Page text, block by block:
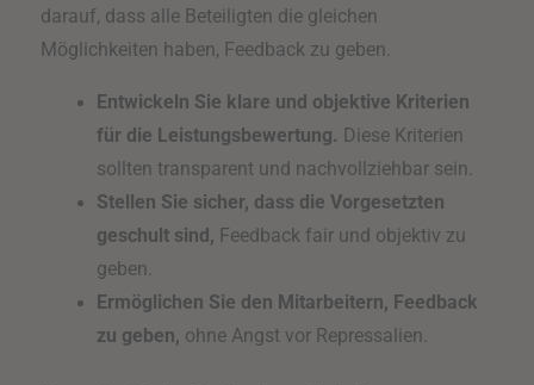
darauf, dass alle Beteiligten die gleichen
Möglichkeiten haben, Feedback zu geben.
Entwickeln Sie klare und objektive Kriterien
für die Leistungsbewertung. Diese Kriterien
sollten transparent und nachvollziehbar sein.
Stellen Sie sicher, dass die Vorgesetzten
geschult sind, Feedback fair und objektiv zu
geben.
Ermöglichen Sie den Mitarbeitern, Feedback
zu geben, ohne Angst vor Repressalien.